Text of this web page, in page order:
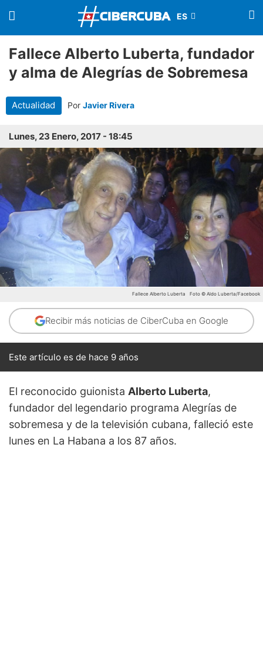
Fallece Alberto Luberta, fundador
y alma de Alegrías de Sobremesa
Actualidad Por Javier Rivera
Lunes, 23 Enero, 2017 - 18:45
Fallece Alberto Luberta Foto © Aldo Luberta/Facebook
Recibir más noticias de CiberCuba en Google
Este artículo es de hace 9 años
El reconocido guionista Alberto Luberta,
fundador del legendario programa Alegrías de
sobremesa y de la televisión cubana, falleció este
lunes en La Habana a los 87 años.